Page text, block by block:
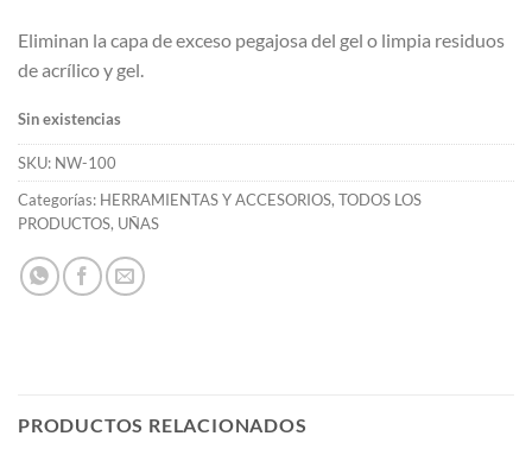
Eliminan la capa de exceso pegajosa del gel o limpia residuos
de acrílico y gel.
Sin existencias
SKU: NW-100
Categorías: HERRAMIENTAS Y ACCESORIOS, TODOS LOS
PRODUCTOS, UÑAS
PRODUCTOS RELACIONADOS